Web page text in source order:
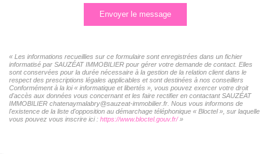
Envoyer le message
« Les informations recueillies sur ce formulaire sont enregistrées dans un fichier
informatisé par SAUZÉAT IMMOBILIER pour gérer votre demande de contact. Elles
sont conservées pour la durée nécessaire à la gestion de la relation client dans le
respect des prescriptions légales applicables et sont destinées à nos conseillers
Conformément à la loi « informatique et libertés », vous pouvez exercer votre droit
d'accès aux données vous concernant et les faire rectifier en contactant SAUZÉAT
IMMOBILIER chatenaymalabry@sauzeat-immobilier.fr. Nous vous informons de
l'existence de la liste d'opposition au démarchage téléphonique « Bloctel », sur laquelle
vous pouvez vous inscrire ici : https://www.bloctel.gouv.fr/»